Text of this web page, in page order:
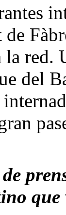
de
la red.
del